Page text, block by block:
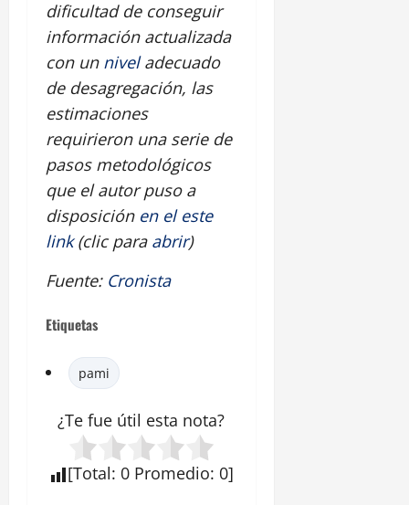
dificultad de conseguir
información actualizada
con un niveladecuado
de desagregación, las
estimaciones
requirieron una serie de
pasos metodológicos
que el autor puso a
disposición en el este
link(clic para abrir)
Fuente: Cronista
Etiquetas
pami
¿Te fue útil esta nota?
[Total: 0 Promedio: 0]